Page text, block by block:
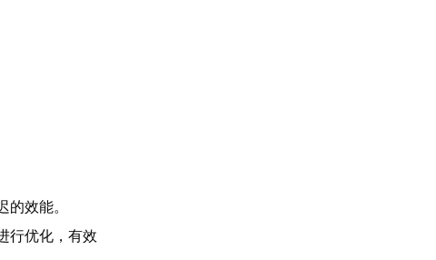
效能。
行优化，有效